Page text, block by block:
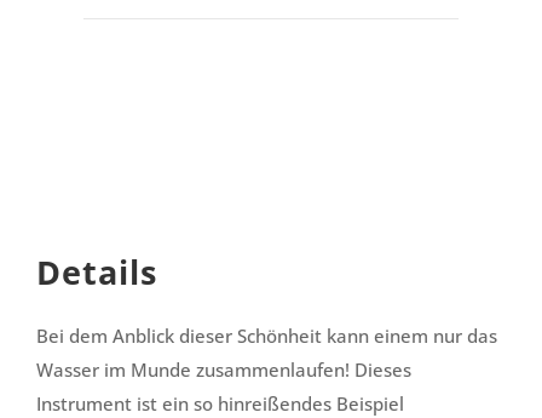
Details
Bei dem Anblick dieser Schönheit kann einem nur das
Wasser im Munde zusammenlaufen! Dieses
Instrument ist ein so hinreißendes Beispiel